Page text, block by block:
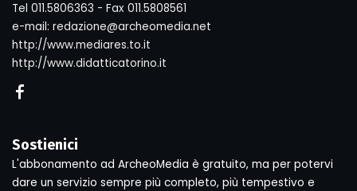
Tel 011.5806363 - Fax 011.5808561
e-mail: redazione@archeomedia.net
http://www.mediares.to.it
http://www.didatticatorino.it
Sostienici
L'abbonamento ad ArcheoMedia è gratuito, ma per potervi
dare un servizio sempre più completo, più tempestivo e